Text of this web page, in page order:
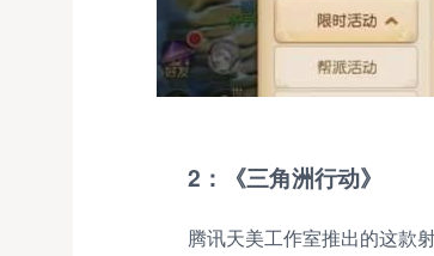
2：《三角洲行动》
腾讯天美工作室推出的这款